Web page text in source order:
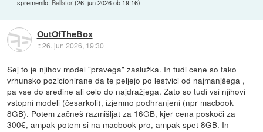
spremenilo: Bellator(26. jun 2026 ob 19:16)
OutOfTheBox
::26. jun 2026, 19:30
Sej to je njihov model "pravega" zaslužka. In tudi cene so tako
vrhunsko pozicionirane da te peljejo po lestvici od najmanjšega ,
pa vse do sredine ali celo do najdražjega. Zato so tudi vsi njihovi
vstopni modeli (česarkoli), izjemno podhranjeni (npr macbook
8GB). Potem začneš razmišljat za 16GB, kjer cena poskoči za
300€, ampak potem si na macbook pro, ampak spet 8GB. In